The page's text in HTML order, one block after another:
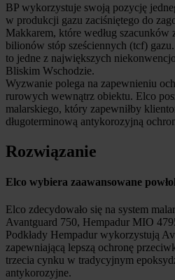
BP wykorzystuje swoją pozycję
w produkcji gazu zaciśniętego do
Makkarem, które według
bilionów stóp sześciennych (tcf)
to jedne z największych
Bliskim Wschodzie.
Wyzwanie polega na zapewnieniu
rurowych wewnątrz obiektu. Elco
malarskiego, który zapewniłby
długoterminową antykorozyjną
Rozwiązanie
Elco wybiera zaawansowane
Elco zdecydowało się na system
Avantguard 750, Hempadur MIO
Podkłady Hempadur wykorzystują
zapewniającą lepszą ochronę
trzecia cynku w tradycyjnym
antykorozyjne.